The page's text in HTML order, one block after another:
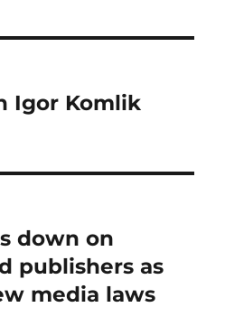
Igor Komlik
down on
publishers as
media laws